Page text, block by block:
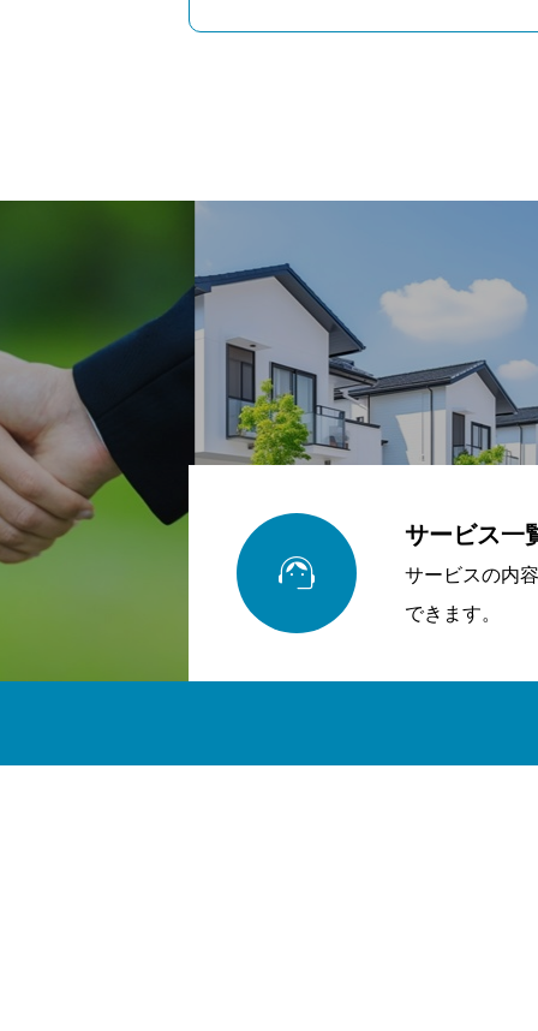

サービス一
サービスの内
できます。